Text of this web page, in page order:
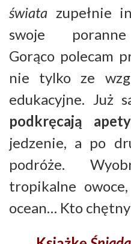
świata zupełnie
swoje poranne
Gorąco polecam
nie tylko ze
edukacyjne. Już
podkręcają
jedzenie, a po
podróże.
tropikalne
ocean… Kto